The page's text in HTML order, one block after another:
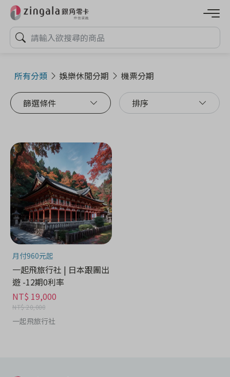
所有分類 娛樂休閒分期 機票分期
篩選條件 排序
月付960元起
一起飛旅行社 | 日本跟團出
遊 -12期0利率
NT$ 19,000
NT$ 20,000
一起飛旅行社